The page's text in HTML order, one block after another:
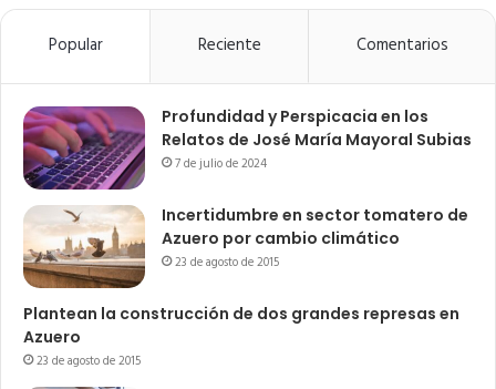
Popular Reciente Comentarios
Profundidad y Perspicacia en los
Relatos de José María Mayoral Subias
7 de julio de 2024
Incertidumbre en sector tomatero de
Azuero por cambio climático
23 de agosto de 2015
Plantean la construcción de dos grandes represas en
Azuero
23 de agosto de 2015